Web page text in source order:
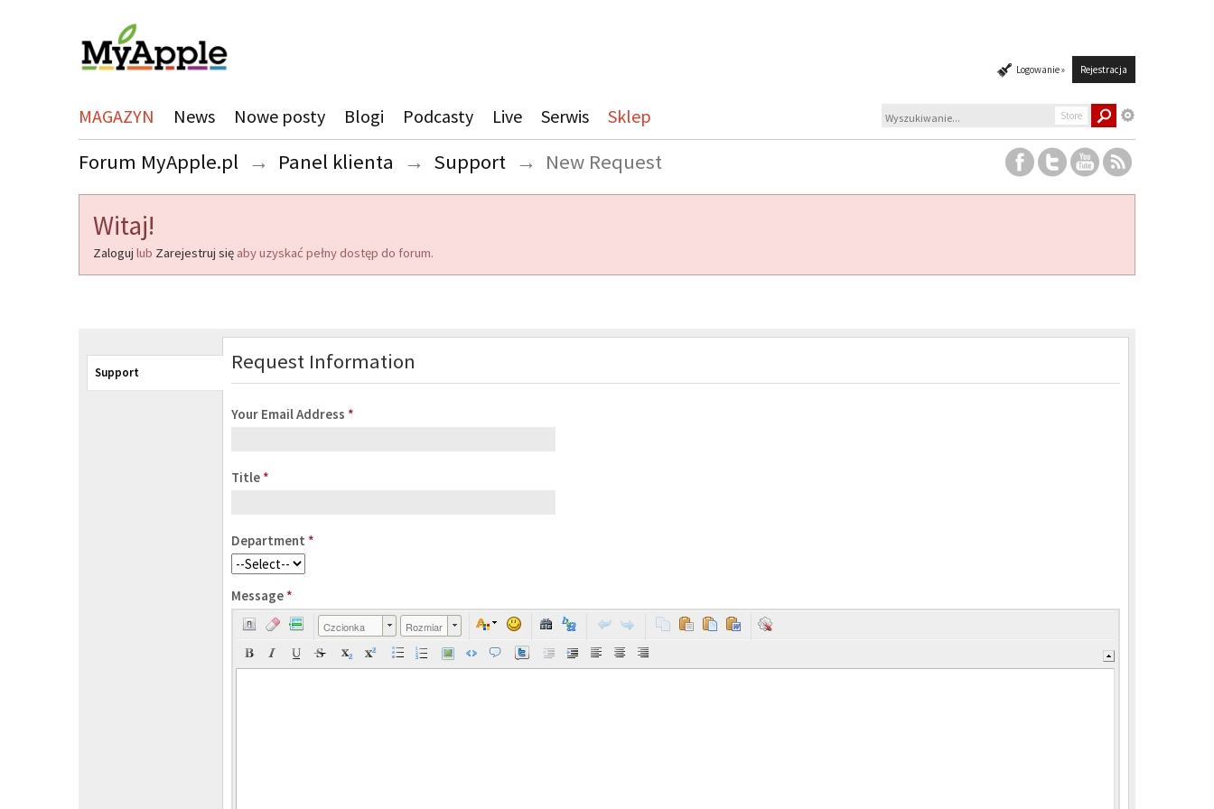
Logowanie » Rejestracja
MAGAZYN News Nowe posty Blogi Podcasty Live Serwis Sklep Store
Forum MyApple.pl → Panel klienta → Support → New Request
Witaj!
Zaloguj lub Zarejestruj się aby uzyskać pełny dostęp do forum.
Support Request Information
Your Email Address *
Title *
Department *
Message *
Czcionka Rozmiar